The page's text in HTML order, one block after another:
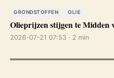
GRONDSTOFFEN OLIE
Olieprijzen stijgen te Midden
2026-07-21 07:53 · 2 min